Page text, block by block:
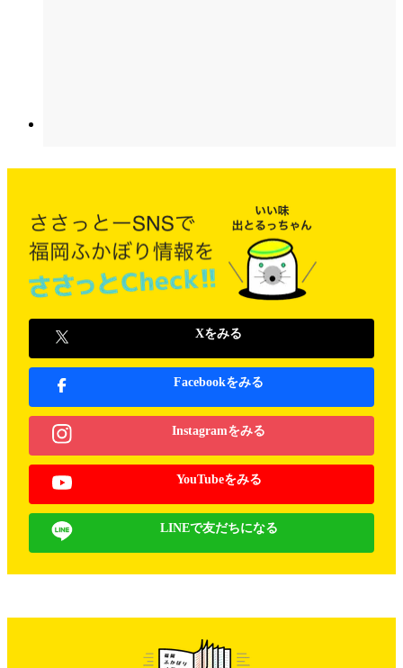
Xをみる
Facebookをみる
Instagramをみる
YouTubeをみる
LINEで友だちになる